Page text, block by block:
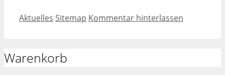
Kategorien
Aktuelles Schlagwörter
Sitemap Kommentar hinterlassen
Warenkorb